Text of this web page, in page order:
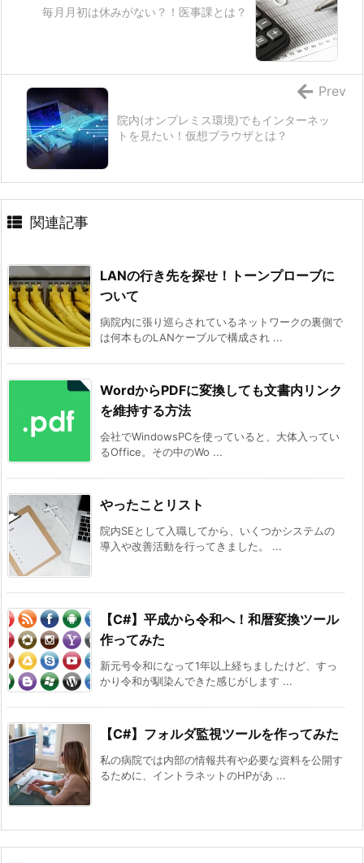
毎月月初は休みがない？！医事課とは？
院内(オンプレミス環境)でもインターネッ
トを見たい！仮想ブラウザとは？
Prev
関連記事
LANの行き先を探せ！トーンプローブに
ついて
病院内に張り巡らされているネットワークの裏側で
は何本ものLANケーブルで構成され ...
WordからPDFに変換しても文書内リンク
を維持する方法
会社でWindowsPCを使っていると、大体入ってい
るOffice。その中のWo ...
やったことリスト
院内SEとして入職してから、いくつかシステムの
導入や改善活動を行ってきました。 ...
【C#】平成から令和へ！和暦変換ツール
作ってみた
新元号令和になって1年以上経ちましたけど、すっ
かり令和が馴染んできた感じがします ...
【C#】フォルダ監視ツールを作ってみた
私の病院では内部の情報共有や必要な資料を公開す
るために、イントラネットのHPがあ ...